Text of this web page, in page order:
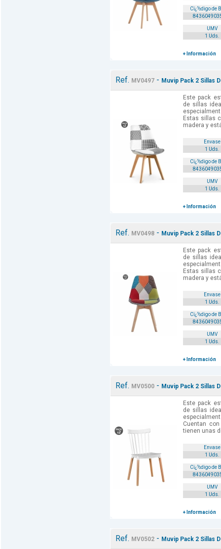
Cï¿½digo de
UMV
1 Uds.
+ Información
Ref. MV0497- Muvip Pack 2 Sillas
Este pack
de sillas
Estas sillas
madera y
Envase
1 Uds.
Cï¿½digo de
UMV
1 Uds.
+ Información
Ref. MV0498- Muvip Pack 2 Sillas
Este pack
de sillas
Estas sillas
madera y
Envase
1 Uds.
Cï¿½digo de
UMV
1 Uds.
+ Información
Ref. MV0500- Muvip Pack 2 Sillas
Este pack
de sillas
Cuentan
tienen unas
Envase
1 Uds.
Cï¿½digo de
UMV
1 Uds.
+ Información
Ref. MV0502- Muvip Pack 2 Sillas